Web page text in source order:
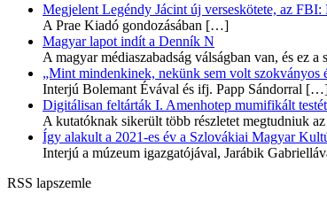
Megjelent Legéndy Jácint új verseskötete, az
A Prae Kiadó gondozásában […]
Magyar lapot indít a Denník N
A magyar médiaszabadság válságban van, és ez
„Mint mindenkinek, nekünk sem volt
Interjú Bolemant Évával és ifj. Papp Sándorral
Digitálisan feltárták I. Amenhotep mumifikált testét
A kutatóknak sikerült több részletet megtudniuk
Így alakult a 2021-es év a Szlovákiai Magyar
Interjú a múzeum igazgatójával, Jarábik
RSS lapszemle